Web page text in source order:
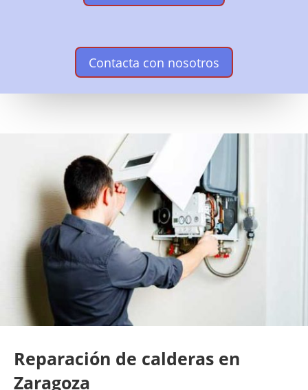
Contacta con nosotros
Reparación de calderas en
Zaragoza